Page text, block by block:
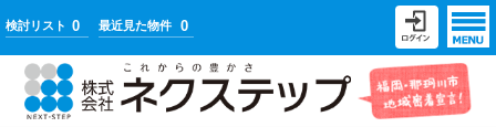
検討リスト 0 最近見た物件 0